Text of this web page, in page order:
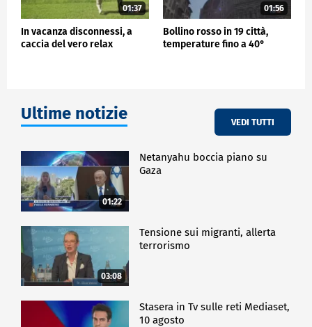
01:37
In vacanza disconnessi, a
caccia del vero relax
01:56
Bollino rosso in 19 città,
temperature fino a 40°
Ultime notizie VEDI TUTTI
01:22
Netanyahu boccia piano su
Gaza
03:08
Tensione sui migranti, allerta
terrorismo
Stasera in Tv sulle reti Mediaset,
10 agosto